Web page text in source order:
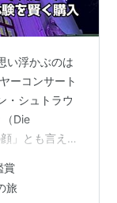
い浮かぶのは
ーコンサート
・シュトラウ
Die
」とも言える
たのですが、
価格の高
賞
旅